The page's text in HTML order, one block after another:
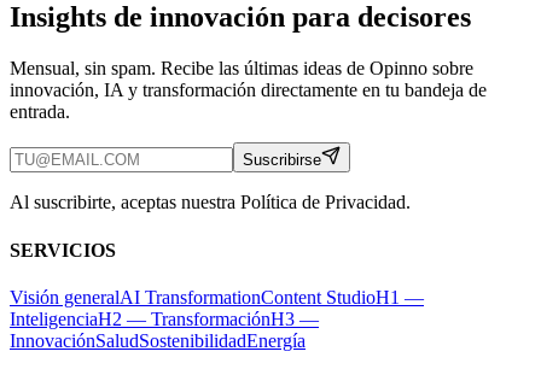
Insights de innovación para decisores
Mensual, sin spam. Recibe las últimas ideas de Opinno sobre
innovación, IA y transformación directamente en tu bandeja de
entrada.
Suscribirse
Al suscribirte, aceptas nuestra Política de Privacidad.
SERVICIOS
Visión generalAI TransformationContent StudioH1 —
InteligenciaH2 — TransformaciónH3 —
InnovaciónSaludSostenibilidadEnergía